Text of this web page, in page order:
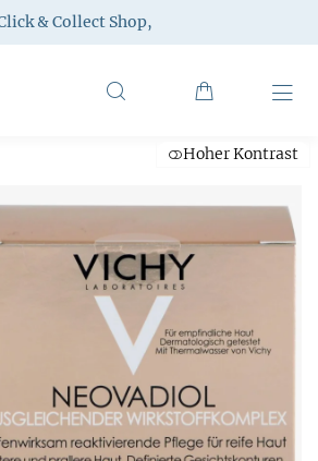
& Collect Shop,
Hoher Kontrast